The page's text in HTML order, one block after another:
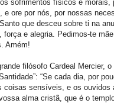
sofrimentos físicos e morais,
ore por nós, por nossas
que desceu sobre ti na
força e alegria. Pedimos-te
Amém!
filósofo Cardeal Mercier,
“Se cada dia, por
coisas sensíveis, e os ouvidos
alma cristã, que é o